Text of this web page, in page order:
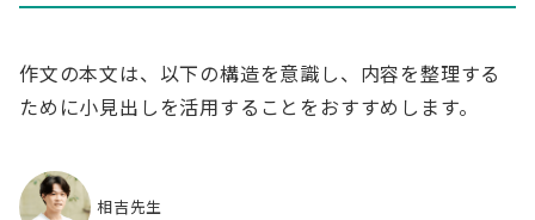
作文の本文は、以下の構造を意識し、内容を整理する
ために小見出しを活用することをおすすめします。
相吉先生